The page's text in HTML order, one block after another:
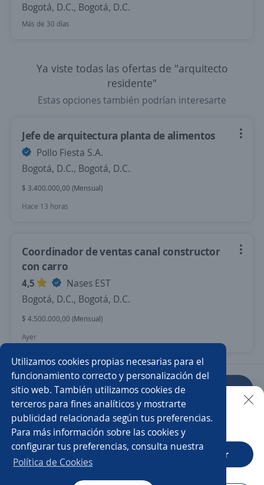
Utilizamos cookies propias necesarias para el
funcionamiento correcto y personalización del
sitio web. También utilizamos cookies de
terceros para fines analíticos y mostrarte
publicidad relacionada según tus preferencias.
Para más información sobre las cookies y
configurar tus preferencias, consulta nuestra
Política de Cookies
Bogotá, D.C., Bogotá, D.C.
Más de 30 días
Ya viste todas las ofertas de "arquitecto
residente"
Estas opciones también podrían interesarte
Jefe de arquitectura planta de alimentos
Pollo Fiesta S.A.
Bogotá, D.C., Bogotá, D.C.
$ 3.400.000,00 (Mensual)
Hace 13 horas
Coordinador de ventas canal constructor
con carro
4,5
Nases EST
Bogotá, D.C., Bogotá, D.C.
$ 4.500.000,00 (Mensual)
Ayer
Anterior Siguiente
Nuevas ofertas de empleo
Empleos similares
Buscar es más fácil en la app
CT App Abrir